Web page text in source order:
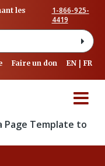
les
1-866-925-
4419
Faire un don EN FR
Page Template to